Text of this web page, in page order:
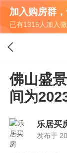
加入购房群
已有1315人加入
佛山盛
间为
乐居买
发布于